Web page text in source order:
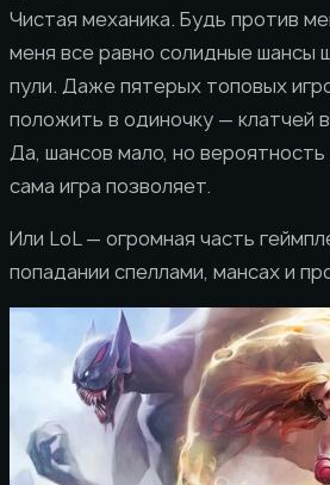
Чистая механика. Будь против
меня все равно солидные шансы
пули. Даже пятерых топовых
положить в одиночку — клатчей
Да, шансов мало, но
сама игра позволяет.
Или LoL — огромная часть
попадании спеллами, мансах и